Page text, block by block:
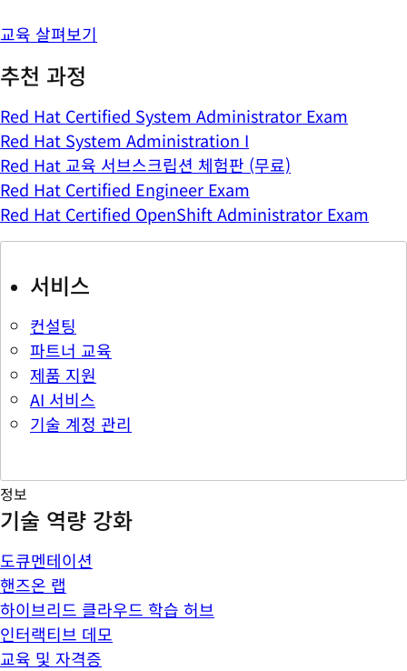
교육 살펴보기
추천 과정
Red Hat Certified System Administrator Exam
Red Hat System Administration I
Red Hat 교육 서브스크립션 체험판 (무료)
Red Hat Certified Engineer Exam
Red Hat Certified OpenShift Administrator Exam
서비스
컨설팅
파트너 교육
제품 지원
AI 서비스
기술 계정 관리
정보
기술 역량 강화
도큐멘테이션
핸즈온 랩
하이브리드 클라우드 학습 허브
인터랙티브 데모
교육 및 자격증